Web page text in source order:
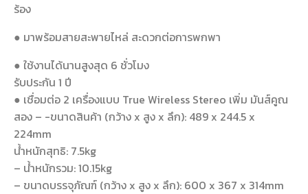
ร้อง
● มาพร้อมสายสะพายไหล่ สะดวกต่อการพกพา
● ใช้งานได้นานสูงสุด 6 ชั่วโมง
รับประกัน 1 ปี
● เชื่อมต่อ 2 เครื่องแบบ True Wireless Stereo เพิ่ม มันส์คูณ
สอง – -ขนาดสินค้า (กว้าง x สูง x ลึก): 489 x 244.5 x
224mm
น้ําหนักสุทธิ: 7.5kg
– น้ําหนักรวม: 10.15kg
– ขนาดบรรจุภัณฑ์ (กว้าง x สูง x ลึก): 600 x 367 x 314mm